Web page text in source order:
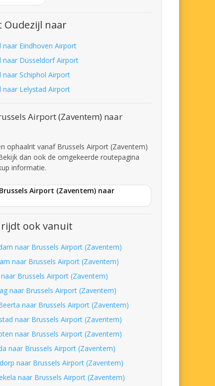
Oudezijl naar
naar Eindhoven Airport
naar Düsseldorf Airport
naar Schiphol Airport
naar Lelystad Airport
Airport (Zaventem) naar
ophaalrit vanaf Brussels Airport (Zaventem)
dan ook de omgekeerde routepagina
informatie.
Airport (Zaventem) naar
ook vanuit
naar Brussels Airport (Zaventem)
naar Brussels Airport (Zaventem)
Brussels Airport (Zaventem)
naar Brussels Airport (Zaventem)
naar Brussels Airport (Zaventem)
naar Brussels Airport (Zaventem)
naar Brussels Airport (Zaventem)
naar Brussels Airport (Zaventem)
naar Brussels Airport (Zaventem)
naar Brussels Airport (Zaventem)